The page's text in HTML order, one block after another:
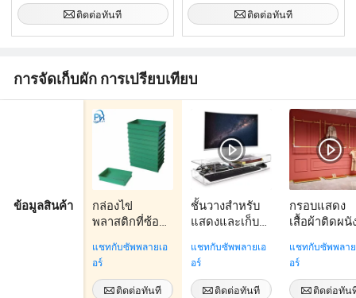
ติดต่อทันที ติดต่อทันที
การจัดเก็บผัก การเปรียบเทียบ
ข้อมูลสินค้า
กล่องไข่
พลาสติกที่ซ้อน
เคลื่อนที่ ตะกร้า
สำหรับเก็บของ
พับได้
แชทกับซัพพลายเอ
อร์
ติดต่อทันที
ชั้นวางสำหรับ
แสดงและเก็บ
อะคริลิกใส 3-
Tier
แชทกับซัพพลายเอ
อร์
ติดต่อทันที
กรอบแสดง
เสื้อผ้าติดผนั
ทอง สำหรับ
นบูติก ขายส่
แชทกับซัพพลาย
อร์
ติดต่อทัน